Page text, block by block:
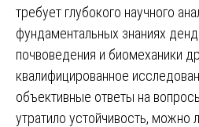
требует глубокого научного
фундаментальных знаниях
почвоведения и биомеханики
квалифицированное
объективные ответы на
утратило устойчивость, можно